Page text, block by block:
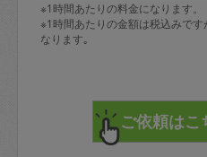
※1時間あたりの料金になります。
※1時間あたりの金額は税込みで
なります｡